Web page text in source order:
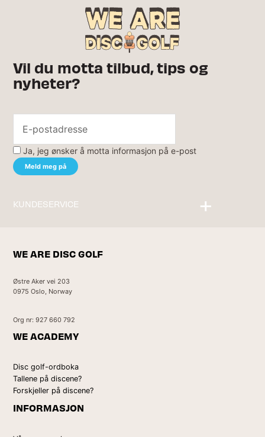
Vil du motta tilbud, tips og
nyheter?
Ja, jeg ønsker å motta informasjon på e-post
KUNDESERVICE
WE ARE DISC GOLF
Østre Aker vei 203
0975 Oslo, Norway
Org nr: 927 660 792
WE ACADEMY
Disc golf-ordboka
Tallene på discene?
Forskjeller på discene?
INFORMASJON